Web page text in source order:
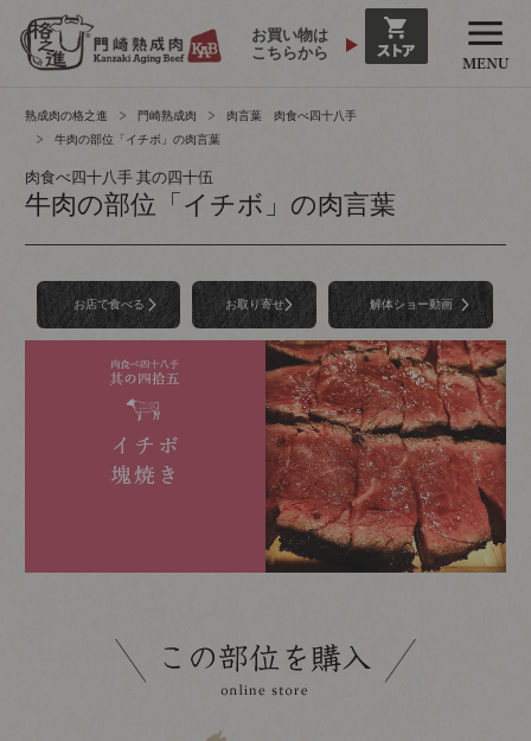
お買い物は
こちらから
熟成肉の格之進 門崎熟成肉
肉言葉 肉食べ四十八手
牛肉の部位「イチボ」の肉言葉
肉食べ四十八手 其の四十伍
牛肉の部位「イチボ」の肉言葉
お店で食べる お取り寄せ 解体ショー動画